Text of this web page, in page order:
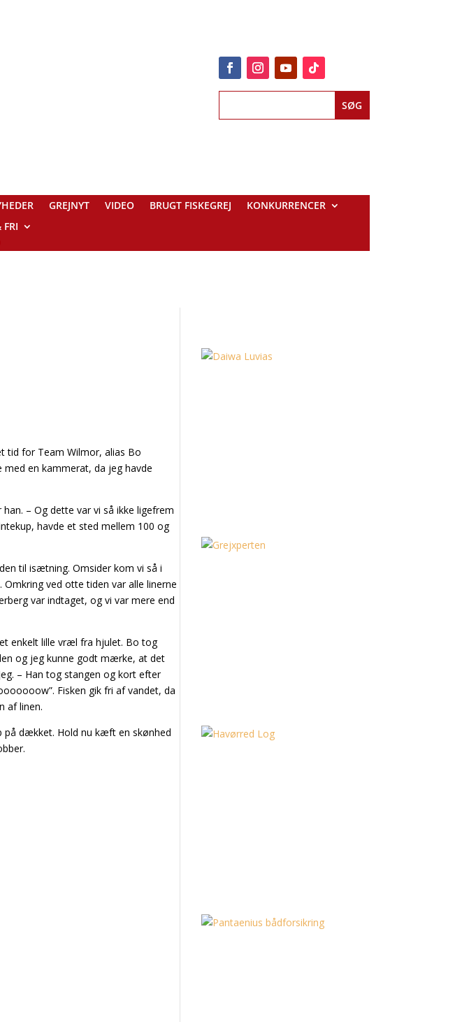
GREJNYT VIDEO BRUGT FISKEGREJ
KONKURRENCER
FRI
tid for Team Wilmor, alias Bo
en kammerat, da jeg havde
– Og dette var vi så ikke ligefrem
havde et sted mellem 100 og
til isætning. Omsider kom vi så i
ved otte tiden var alle linerne
var indtaget, og vi var mere end
enkelt lille vræl fra hjulet. Bo tog
og jeg kunne godt mærke, at det
– Han tog stangen og kort efter
Fisken gik fri af vandet, da
af linen.
på dækket. Hold nu kæft en skønhed